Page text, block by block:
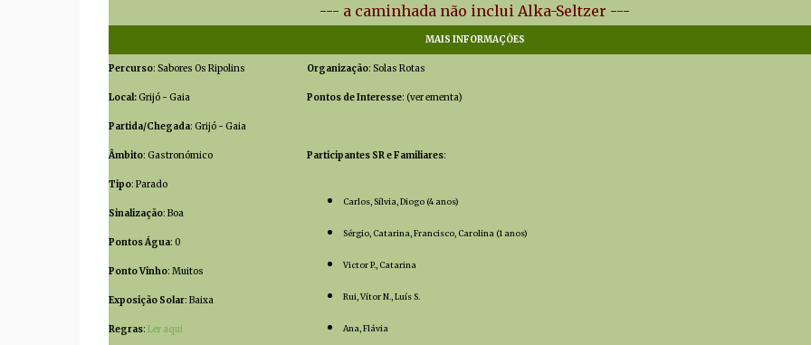
--- a caminhada não inclui Alka-Seltzer ---
MAIS INFORMAÇÕES
Percurso: Sabores Os Ripolins
Local:Grijó - Gaia
Partida/Chegada: Grijó - Gaia
Âmbito: Gastronómico
Tipo: Parado
Sinalização: Boa
Pontos Água: 0
Ponto Vinho: Muitos
Exposição Solar: Baixa
Regras: Ler aqui
Organização: Solas Rotas
Pontos de Interesse: (ver ementa)
Participantes SR e Familiares:
Carlos, Sílvia, Diogo (4 anos)
Sérgio, Catarina, Francisco, Carolina (1 anos)
Victor P., Catarina
Rui, Vítor N., Luís S.
Ana, Flávia